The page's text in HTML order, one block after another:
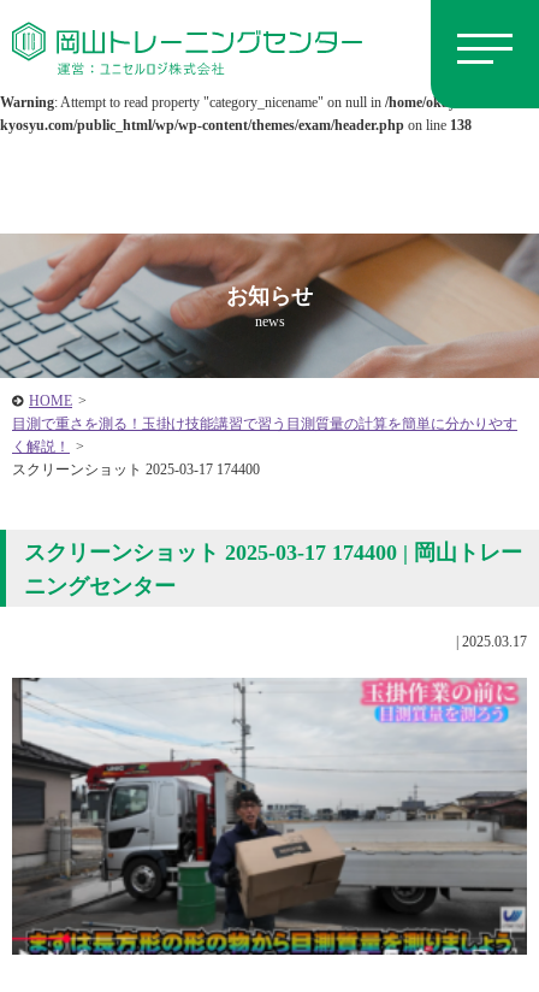
Warning : Undefined array key 0 in /home/okayamatc/kenki-
kyosyu.com/public_html/wp/wp-content/themes/exam/header.php
138
Warning: Attempt to read property "category_nicename" on null in /home/okayamatc/kenki-
kyosyu.com/public_html/wp/wp-content/themes/exam/header.php on line 138
お知らせ
news
HOME >
目測で重さを測る！玉掛け技能講習で習う目測質量の計算を簡単に分かりやす
く解説！
>
スクリーンショット 2025-03-17 174400
スクリーンショット 2025-03-17 174400 | 岡山トレー
ニングセンター
2025.03.17